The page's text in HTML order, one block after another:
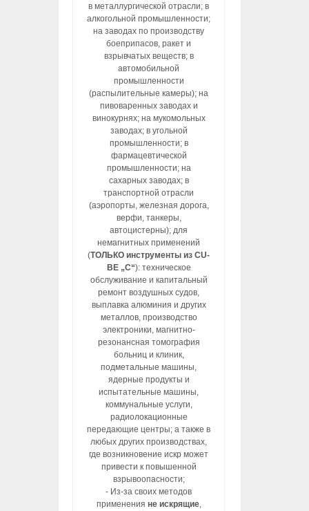
в металлургической отрасли; в
алкогольной промышленности;
на заводах по производству
боеприпасов, ракет и
взрывчатых веществ; в
автомобильной
промышленности
(распылительные камеры); на
пивоваренных заводах и
винокурнях; на мукомольных
заводах; в угольной
промышленности; в
фармацевтической
промышленности; на
сахарных заводах; в
транспортной отрасли
(аэропорты, железная дорога,
верфи, танкеры,
автоцистерны); для
немагнитных применений
(ТОЛЬКО инструменты из CU-
BE „C“): техническое
обслуживание и капитальный
ремонт воздушных судов,
выплавка алюминия и других
металлов, производство
электроники, магнитно-
резонансная томография
больниц и клиник,
подметальные машины,
ядерные продукты и
испытательные машины,
коммунальные услуги,
радиолокационные
передающие центры; а также в
любых других производствах,
где возникновение искр может
привести к повышенной
взрывоопасности;
- Из-за своих методов
применения не искрящие,